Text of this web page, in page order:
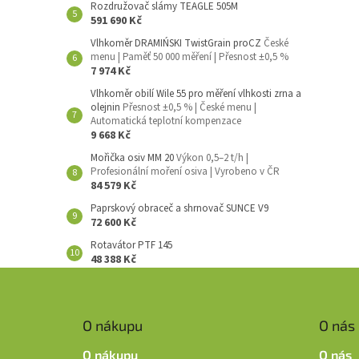
Rozdružovač slámy TEAGLE 505M
591 690 Kč
Vlhkoměr DRAMIŃSKI TwistGrain proCZ České
menu | Paměť 50 000 měření | Přesnost ±0,5 %
7 974 Kč
Vlhkoměr obilí Wile 55 pro měření vlhkosti zrna a
olejnin Přesnost ±0,5 % | České menu |
Automatická teplotní kompenzace
9 668 Kč
Mořička osiv MM 20Výkon 0,5–2 t/h |
Profesionální moření osiva | Vyrobeno v ČR
84 579 Kč
Paprskový obraceč a shrnovač SUNCE V9
72 600 Kč
Rotavátor PTF 145
48 388 Kč
O nákupu
O nákupu
O nás
O nás